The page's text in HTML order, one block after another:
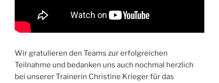
Wir gratulieren den Teams zur erfolgreichen
Teilnahme und bedanken uns auch nochmal herzlich
bei unserer Trainerin Christine Krieger für das